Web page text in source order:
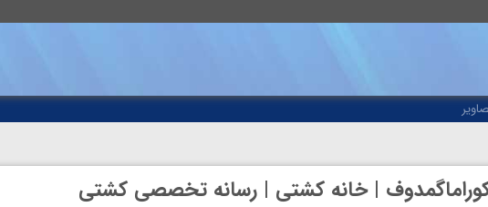
کوراماگمدوف | خانه کشتی | رسانه تخصصی کشتی